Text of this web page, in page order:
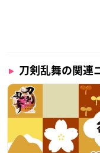
刀剣乱舞の関連